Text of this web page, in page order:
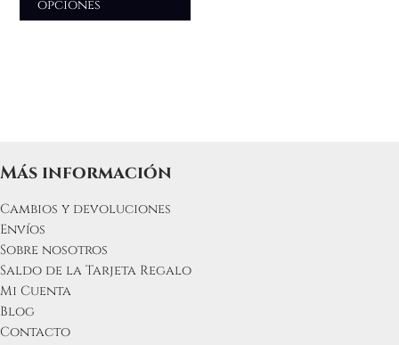
opciones
pueden
Más información
Cambios y devoluciones
Envíos
Sobre nosotros
Saldo de la Tarjeta Regalo
Mi Cuenta
Blog
Contacto